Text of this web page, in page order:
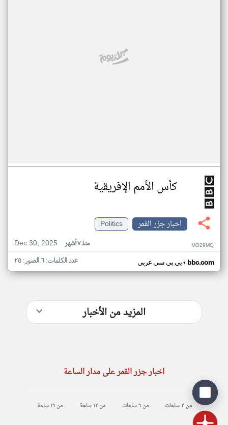
كأس الأمم الإفريقية
اخبار جزر القمر
Politics
Dec 30, 2025
منذ ٧ أشهر MO29MQ
بي بي سي عربي• bbc.com عدد الكلمات: ٦ الصور: ٢٥
المزيد من الأخبار
اخبار جزر القمر على مدار الساعة
من ٣ ساعات من ٦ ساعات من ١٢ ساعة من ١٦ ساعة